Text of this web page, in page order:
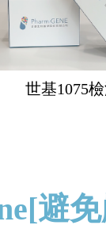
世基1075
避